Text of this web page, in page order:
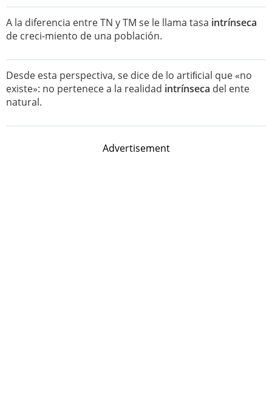
A la diferencia entre TN y TM se le llama tasa intrínseca
de creci-miento de una población.
Desde esta perspectiva, se dice de lo artiﬁcial que «no
existe»: no pertenece a la realidad intrínseca del ente
natural.
Advertisement